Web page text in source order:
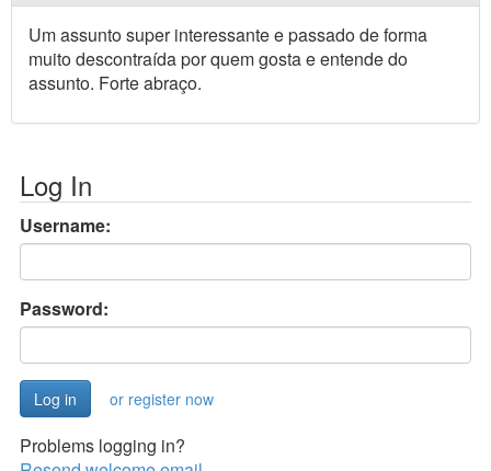
Um assunto super interessante e passado de forma
muito descontraída por quem gosta e entende do
assunto. Forte abraço.
Log In
Username:
Password:
or register now
Problems logging in?